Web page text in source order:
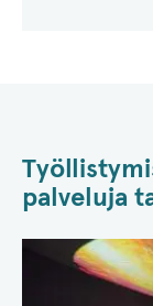
palveluja